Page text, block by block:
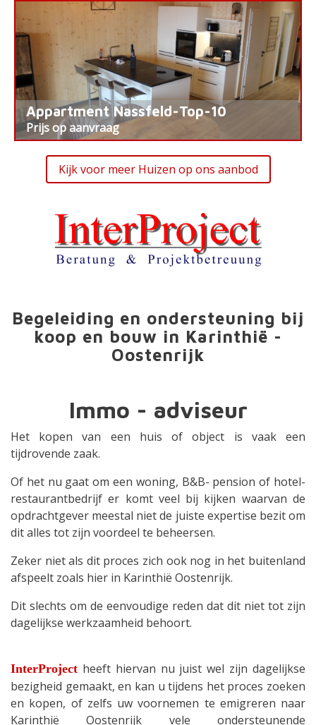
Appartment Nassfeld-Top-10
Prijs op aanvraag
Kijk voor meer Huizen op ons aanbod
Begeleiding en ondersteuning bij
koop en bouw in Karinthië -
Oostenrijk
Immo - adviseur
Het kopen van een huis of object is vaak een
tijdrovende zaak.
Of het nu gaat om een woning, B&B- pension of hotel-
restaurantbedrijf er komt veel bij kijken waarvan de
opdrachtgever meestal niet de juiste expertise bezit om
dit alles tot zijn voordeel te beheersen.
Zeker niet als dit proces zich ook nog in het buitenland
afspeelt zoals hier in Karinthië Oostenrijk.
Dit slechts om de eenvoudige reden dat dit niet tot zijn
dagelijkse werkzaamheid behoort.
InterProject heeft hiervan nu juist wel zijn dagelijkse
bezigheid gemaakt, en kan u tijdens het proces zoeken
en kopen, of zelfs uw voornemen te emigreren naar
Karinthië Oostenrijk vele ondersteunende